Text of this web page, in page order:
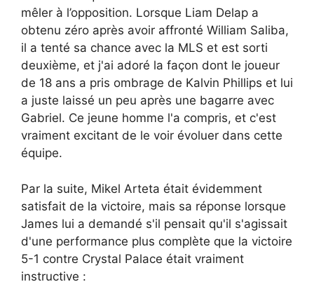
mêler à l’opposition. Lorsque Liam Delap a
obtenu zéro après avoir affronté William Saliba,
il a tenté sa chance avec la MLS et est sorti
deuxième, et j'ai adoré la façon dont le joueur
de 18 ans a pris ombrage de Kalvin Phillips et lui
a juste laissé un peu après une bagarre avec
Gabriel. Ce jeune homme l'a compris, et c'est
vraiment excitant de le voir évoluer dans cette
équipe.
Par la suite, Mikel Arteta était évidemment
satisfait de la victoire, mais sa réponse lorsque
James lui a demandé s'il pensait qu'il s'agissait
d'une performance plus complète que la victoire
5-1 contre Crystal Palace était vraiment
instructive :